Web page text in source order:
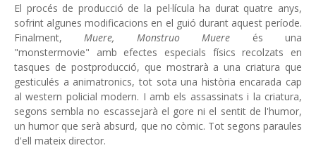
El procés de producció de la pel·lícula ha durat quatre anys,
sofrint algunes modificacions en el guió durant aquest període.
Finalment, Muere, Monstruo Muere és una
"monstermovie" amb efectes especials físics recolzats en
tasques de postproducció, que mostrarà a una criatura que
gesticulés a animatronics, tot sota una història encarada cap
al western policial modern. I amb els assassinats i la criatura,
segons sembla no escassejarà el gore ni el sentit de l'humor,
un humor que serà absurd, que no còmic. Tot segons paraules
d'ell mateix director.